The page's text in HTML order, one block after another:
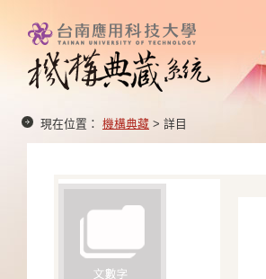
現在位置： 機構典藏 > 詳目